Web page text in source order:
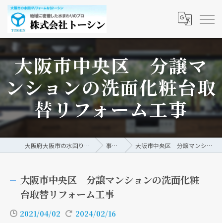
大阪市中央区 分譲マ
ンションの洗面化粧台取
替リフォーム工事
大阪府大阪市の水回りリフォームなら株式会社トーシン 事例/ブログ 大阪市中央区 分譲マンションの洗面化粧台取替リフォーム工事
大阪市中央区 分譲マンションの洗面化粧
台取替リフォーム工事
2021/04/02 2024/02/16